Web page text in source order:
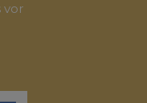
vor